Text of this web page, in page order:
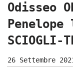
Odisseo
SCIOGLI-
26 Settembre